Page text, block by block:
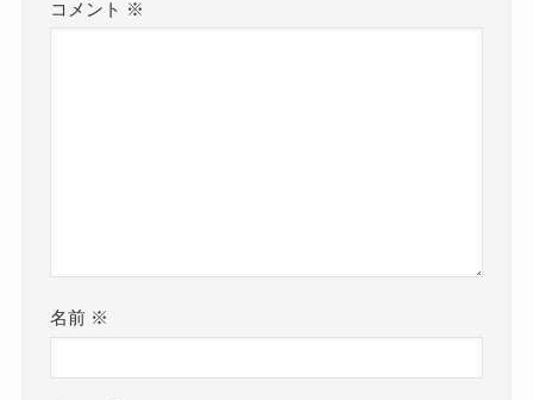
コメント ※
名前 ※